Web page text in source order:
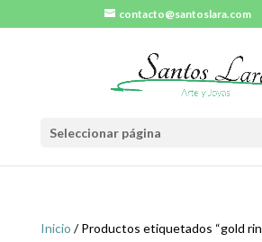
contacto@santoslara.com
Seleccionar página
Inicio / Productos etiquetados “gold